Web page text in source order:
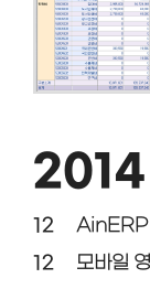
2014
12
AinERP
12
모바일